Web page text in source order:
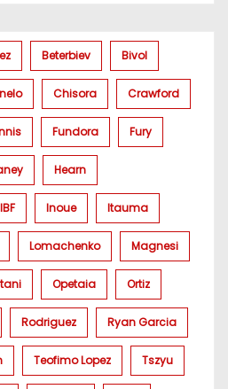
Beterbiev Bivol
Chisora Crawford
Fundora Fury
Hearn
IBF Inoue Itauma
Lomachenko Magnesi
Opetaia Ortiz
Rodriguez Ryan Garcia
Teofimo Lopez Tszyu